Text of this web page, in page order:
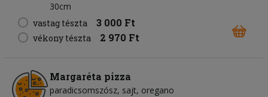
30cm
vastag tészta
3 000 Ft
vékony tészta 2 970 Ft
Margaréta pizza
paradicsomszósz sajt oregano